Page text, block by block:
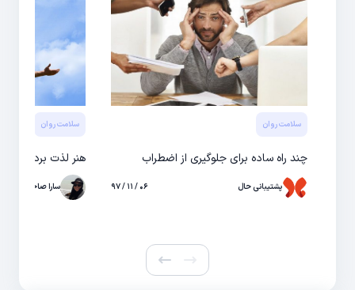
سلامت روان
چند راه ساده‌ برای جلوگيری از اضطراب
پشتیبانی حال ۰۶ / ۱۱ / ۹۷
سلامت روان
هنر لذت بردن از
سارا صاحبی